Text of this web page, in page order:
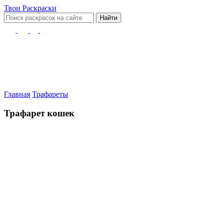
Твои Раскраски
Найти
Главная Трафареты
Трафарет кошек